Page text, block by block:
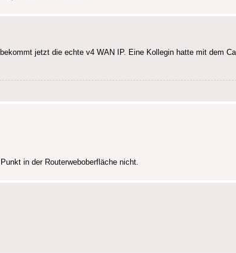
jetzt die echte v4 WAN IP. Eine Kollegin hatte mit dem
in der Routerweboberfläche nicht.